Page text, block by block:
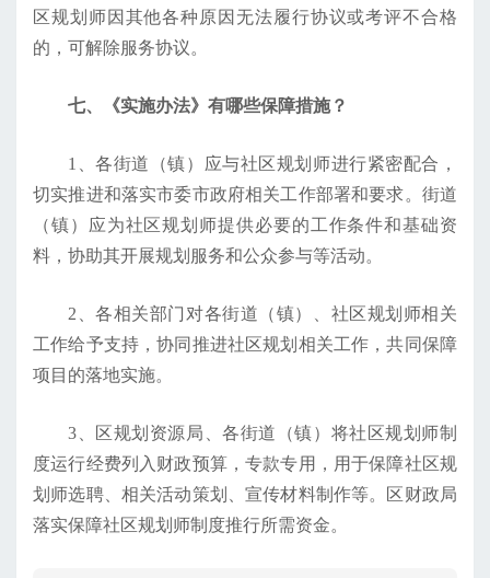
区规划师因其他各种原因无法履行协议或考评不合格
的，可解除服务协议。
七、《实施办法》有哪些保障措施？
1、各街道（镇）应与社区规划师进行紧密配合，
切实推进和落实市委市政府相关工作部署和要求。街道
（镇）应为社区规划师提供必要的工作条件和基础资
料，协助其开展规划服务和公众参与等活动。
2、各相关部门对各街道（镇）、社区规划师相关
工作给予支持，协同推进社区规划相关工作，共同保障
项目的落地实施。
3、区规划资源局、各街道（镇）将社区规划师制
度运行经费列入财政预算，专款专用，用于保障社区规
划师选聘、相关活动策划、宣传材料制作等。区财政局
落实保障社区规划师制度推行所需资金。